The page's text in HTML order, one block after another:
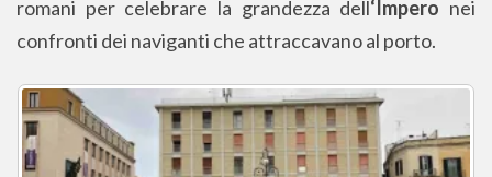
romani per celebrare la grandezza dell‘Impero nei
confronti dei naviganti che attraccavano al porto.